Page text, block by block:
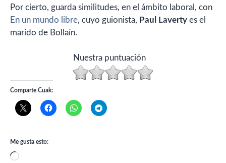
Por cierto, guarda similitudes, en el ámbito laboral, con
En un mundo libre, cuyo guionista, Paul Laverty es el
marido de Bollaín.
Nuestra puntuación
Comparte Cuak:
Me gusta esto:
Cargando...